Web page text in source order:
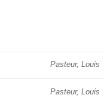
Pasteur, Louis
Pasteur, Louis